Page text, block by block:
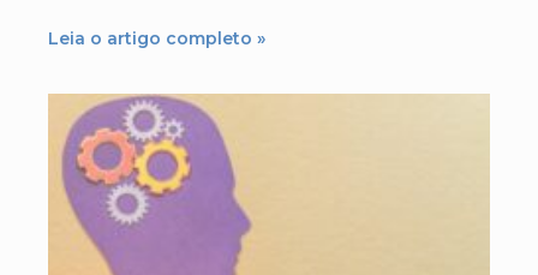
Leia o artigo completo »